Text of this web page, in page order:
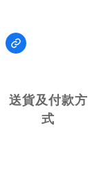
送貨及付款方
式